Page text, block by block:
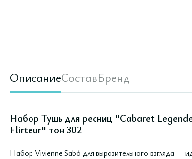
ОписаниеСоставБренд
Набор Тушь для ресниц "Cabaret
Flirteur" тон 302
Набор Vivienne Sabó для выразительного взгляда —